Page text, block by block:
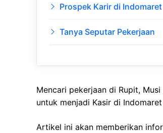
Prospek Karir di Indomaret
Tanya Seputar Pekerjaan
Mencari pekerjaan di Rupit,
untuk menjadi Kasir di
Artikel ini akan memberikan